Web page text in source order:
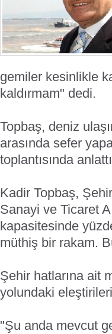
gemiler kesinlikle
kaldırmam" dedi.
Topbaş, deniz
arasında sefer
toplantısında
Kadir Topbaş,
Sanayi ve Ticaret
kapasitesinde
müthiş bir rakam.
Şehir hatlarına ait
yolundaki
"Şu anda mevcut